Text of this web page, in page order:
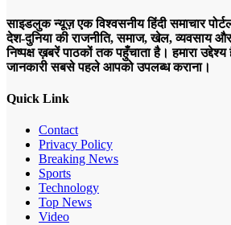
साइडलुक न्यूज़ एक विश्वसनीय हिंदी समाचार
देश-दुनिया की राजनीति, समाज, खेल, व्यवसाय
निष्पक्ष ख़बरें पाठकों तक पहुँचाता है। हमारा
जानकारी सबसे पहले आपको उपलब्ध कराना।
Quick Link
Contact
Privacy Policy
Breaking News
Sports
Technology
Top News
Video